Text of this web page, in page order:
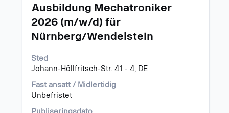
Tittel
Ausbildung Mechatroniker
2026 (m/w/d) für
Nürnberg/Wendelstein
Sted
Johann-Höllfritsch-Str. 41 - 4, DE
Fast ansatt / Midlertidig
Unbefristet
Velg
mellomromstasten
for
vise
det
innholdet
i
jobbinformasjonen.